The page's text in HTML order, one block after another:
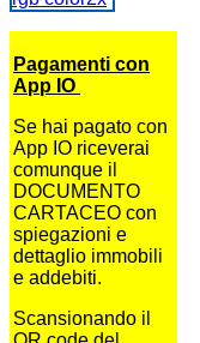
Pagamenti con
App IO
Se hai pagato con
App IO riceverai
comunque il
DOCUMENTO
CARTACEO con
spiegazioni e
dettaglio immobili
e addebiti.
Scansionando il